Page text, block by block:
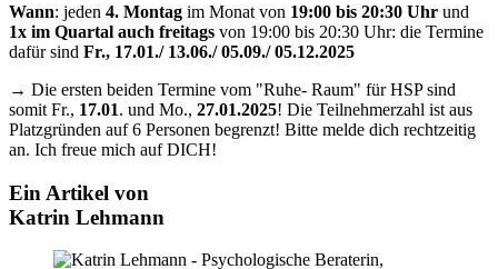
Wann: jeden 4. Montag im Monat von 19:00 bis 20:30 Uhr und
1x im Quartal auch freitags von 19:00 bis 20:30 Uhr: die Termine
dafür sind Fr., 17.01./ 13.06./ 05.09./ 05.12.2025
→ Die ersten beiden Termine vom "Ruhe- Raum" für HSP sind
somit Fr., 17.01. und Mo., 27.01.2025! Die Teilnehmerzahl ist aus
Platzgründen auf 6 Personen begrenzt! Bitte melde dich rechtzeitig
an. Ich freue mich auf DICH!
Ein Artikel von
Katrin Lehmann